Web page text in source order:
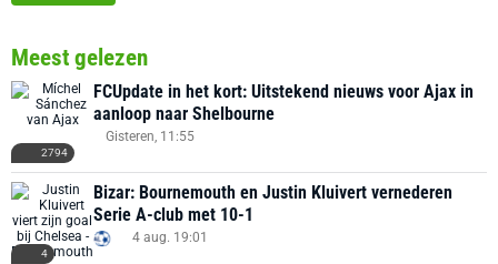
Meest gelezen
2794
FCUpdate in het kort: Uitstekend nieuws voor Ajax in
aanloop naar Shelbourne
Gisteren, 11:55
4
Bizar: Bournemouth en Justin Kluivert vernederen
Serie A-club met 10-1
4 aug. 19:01